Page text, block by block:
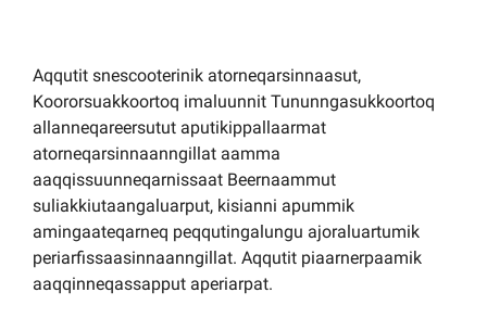
Aqqutit snescooterinik atorneqarsinnaasut,
Koororsuakkoortoq imaluunnit Tununngasukkoortoq
allanneqareersutut aputikippallaarmat
atorneqarsinnaanngillat aamma
aaqqissuunneqarnissaat Beernaammut
suliakkiutaangaluarput, kisianni apummik
amingaateqarneq peqqutingalungu ajoraluartumik
periarfissaasinnaanngillat. Aqqutit piaarnerpaamik
aaqqinneqassapput aperiarpat.